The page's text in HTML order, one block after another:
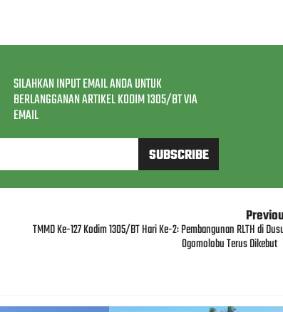
SILAHKAN INPUT EMAIL ANDA UNTUK
BERLANGGANAN ARTIKEL KODIM 1305/BT VIA
EMAIL
TMMD Ke-127 Kodim 1305/BT Hari Ke-2: Pembangunan RLTH di
Ogomolobu Terus Dikebut